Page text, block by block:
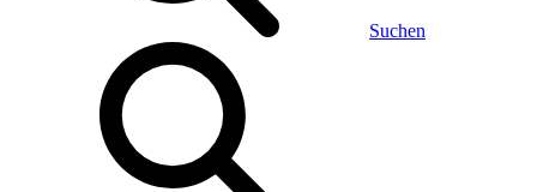
Suchen